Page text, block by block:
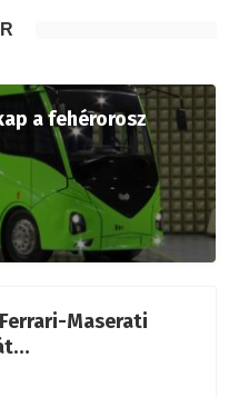
a fehérorosz
Maserati